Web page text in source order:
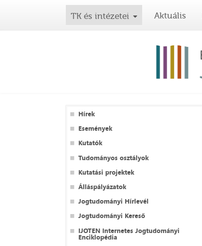
TK és intézetei Aktuális
Hírek
Események
Kutatók
Tudományos osztályok
Kutatási projektek
Álláspályázatok
Jogtudományi Hírlevél
Jogtudományi Kereső
IJOTEN Internetes Jogtudományi
Enciklopédia